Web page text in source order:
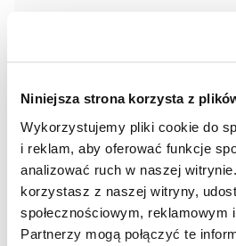
Niniejsza strona korzysta z
Wykorzystujemy pliki cookie do
i reklam, aby oferować funkcje
analizować ruch w naszej
korzystasz z naszej witryny,
społecznościowym, reklamowym
Partnerzy mogą połączyć te
Nałoż
Nałóż na gąbkę
powierzchnię
ruchami.